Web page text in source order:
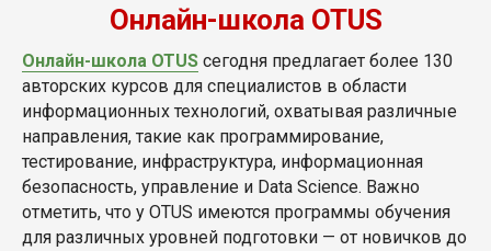
Онлайн-школа OTUS
Онлайн-школа OTUS сегодня предлагает более 130
авторских курсов для специалистов в области
информационных технологий, охватывая различные
направления, такие как программирование,
тестирование, инфраструктура, информационная
безопасность, управление и Data Science. Важно
отметить, что у OTUS имеются программы обучения
для различных уровней подготовки — от новичков до